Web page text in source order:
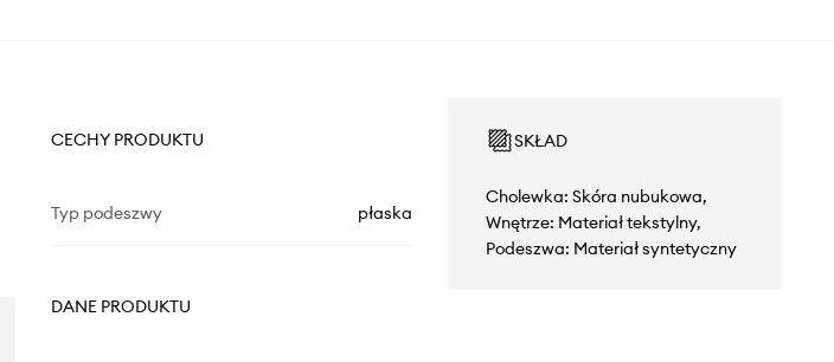
CECHY PRODUKTU
Typ podeszwy płaska
DANE PRODUKTU
SKŁAD
Cholewka: Skóra nubukowa,
Wnętrze: Materiał tekstylny,
Podeszwa: Materiał syntetyczny